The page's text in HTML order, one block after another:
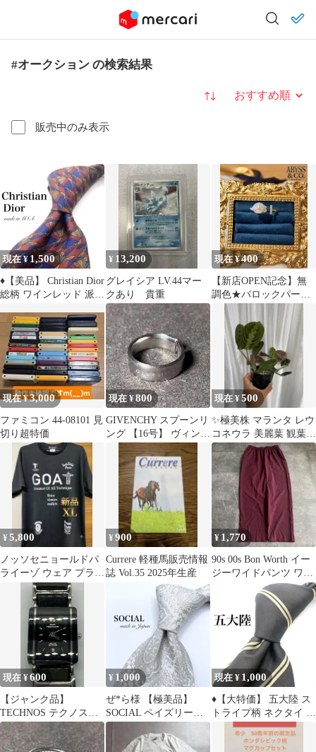
#オークション の検索結果
販売中のみ表示
並び替え
現在 ¥ 1,500
♦︎【美品】 Christian Dior
総柄 ワインレッド 派手
¥ 13,200
グレイシア LV.44マー
クあり 貴重
現在 ¥400
【新店OPEN記念】無
調色★バロックパール
18KGPフリーサイズリ
ング 1点物
現在 ¥3,000
ファミコン 44-08101 見
切り超特価
現在 ¥800
GIVENCHY スプーンリ
ング 【16号】 ヴィンテ
ージ｜ハンドメイド｜
現在 ¥500
✨極美株 マランタ レウ
コネウラ 美麗葉 観葉植
物 新芽展開中
¥5,800
ノッソセニョールドパ
ライーゾ ウェア プラク
ティスシャツ XL ★新
¥900
Currere 軽種馬販売情報
誌 Vol.35 2025年生産
¥ 1,770
90s 00s Bon Worth イー
ジーワイドパンツ ワイ
ンレッド系Y2K
現在 ¥600
【ジャンク品】
TECHNOS テクノス
TAL-742 セラミックサ
ファイアガラス
¥ 1,000
ぜ*ら様 【極美品】
SOCIAL ペイズリー柄
シルバー ホワイト ネク
現在 ¥ 1,000
♦︎【大特価】 五大陸 ス
トライプ柄 ネクタイ ブ
ラック シンプル 使用感